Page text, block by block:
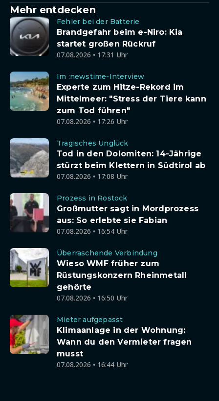
Mehr entdecken
Fehler bei der Batterie
Brandgefahr beim e-Niro: Kia
startet großen Rückruf
07.08.2026 • 17:31 Uhr
Im :newstime-Interview
Experte zum Hitze-Rekord im
Mittelmeer: "Stress der Tiere kann
zum Tod führen"
07.08.2026 • 17:26 Uhr
Tragisches Unglück
Tod in den Dolomiten: 14-Jährige
stürzt beim Klettern in Südtirol ab
07.08.2026 • 17:08 Uhr
Prozess in Rostock
Großmutter sagt in Mordprozess
aus: So erlebte sie Fabian
07.08.2026 • 16:54 Uhr
Überraschende Verbindung
Wieso WMF früher zum
Rüstungskonzern Rheinmetall
gehörte
07.08.2026 • 16:50 Uhr
Mieter aufgepasst
Klimaanlage in der Wohnung:
Wann du den Vermieter fragen
musst
07.08.2026 • 16:44 Uhr